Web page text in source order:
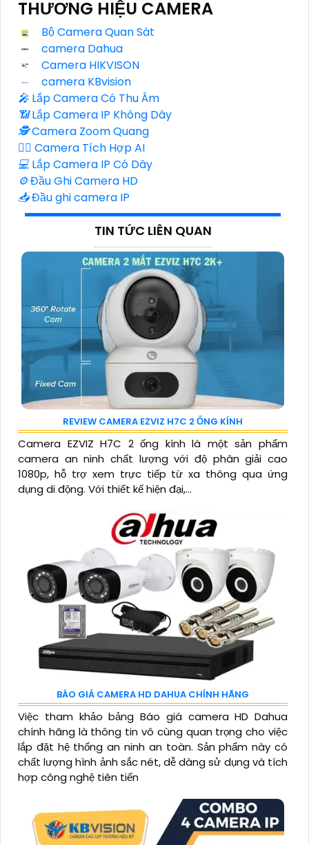
THƯƠNG HIỆU CAMERA
Bộ Camera Quan Sát
camera Dahua
Camera HIKVISON
camera KBvision
️🎤️ Lắp Camera Có Thu Âm
📶Lắp Camera IP Không Dây
🕵️Camera Zoom Quang
🧛‍♀️ Camera Tích Hợp AI
💻 Lắp Camera IP Có Dây
⚙️Đầu Ghi Camera HD
📥Đầu ghi camera IP
TIN TỨC LIÊN QUAN
REVIEW CAMERA EZVIZ H7C 2 ỐNG KÍNH
Camera EZVIZ H7C 2 ống kính là một sản phẩm
camera an ninh chất lượng với độ phân giải cao
1080p, hỗ trợ xem trực tiếp từ xa thông qua ứng
dụng di động. Với thiết kế hiện đại,...
BÁO GIÁ CAMERA HD DAHUA CHÍNH HÃNG
Việc tham khảo bảng Báo giá camera HD Dahua
chính hãng là thông tin vô cùng quan trọng cho việc
lắp đặt hệ thống an ninh an toàn. Sản phẩm này có
chất lượng hình ảnh sắc nét, dễ dàng sử dụng và tích
hợp công nghệ tiên tiến